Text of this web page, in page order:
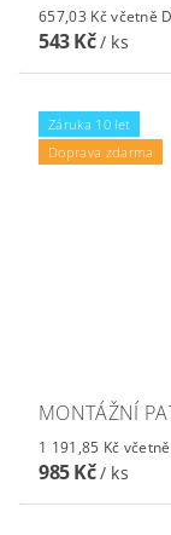
657,03 Kč
543 Kč/ ks
Záruka 10 let
Doprava zdarma
MONTÁŽNÍ
1 191,85 Kč
985 Kč/ ks